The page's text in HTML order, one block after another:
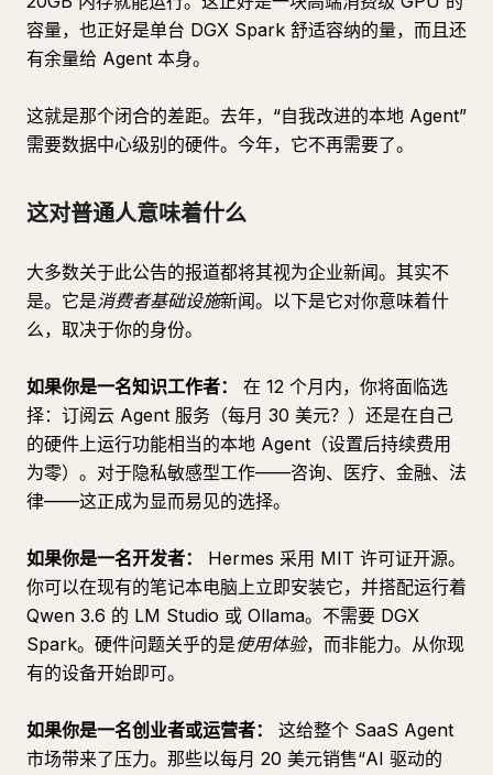
容量，也正好是单台 DGX Spark 舒适容纳的量，而且还
有余量给 Agent 本身。
这就是那个闭合的差距。去年，“自我改进的本地 Agent”
需要数据中心级别的硬件。今年，它不再需要了。
这对普通人意味着什么
大多数关于此公告的报道都将其视为企业新闻。其实不
是。它是消费者基础设施新闻。以下是它对你意味着什
么，取决于你的身份。
如果你是一名知识工作者：
在 12 个月内，你将面临选
择：订阅云 Agent 服务（每月 30 美元？）还是在自己
的硬件上运行功能相当的本地 Agent（设置后持续费用
为零）。对于隐私敏感型工作——咨询、医疗、金融、法
律——这正成为显而易见的选择。
如果你是一名开发者：
Hermes 采用 MIT 许可证开源。
你可以在现有的笔记本电脑上立即安装它，并搭配运行着
Qwen 3.6 的 LM Studio 或 Ollama。不需要 DGX
Spark。硬件问题关乎的是使用体验，而非能力。从你现
有的设备开始即可。
如果你是一名创业者或运营者：
这给整个 SaaS Agent
市场带来了压力。那些以每月 20 美元销售“AI 驱动的